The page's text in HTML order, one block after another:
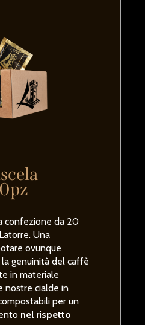
confezione da 20
Una
ovunque
genuinità del caffè
in materiale
nostre cialde in
per un
nel rispetto